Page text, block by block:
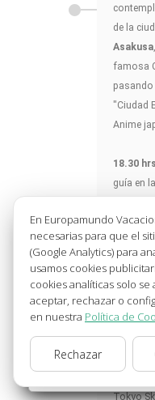
de la
Asakusa
famosa
pasando
"Ciudad
Anime
18.30
guía en
Shinjuku.
paseo
esta
nocturna.
Regreso
Tokyo
Bienvenido a
en el
Wellcome to
En Europamundo
necesarias para que el
(Google Analytics) para
usamos cookies
cookies analíticas solo se
aceptar, rechazar o
en nuestra Política de
Rechazar